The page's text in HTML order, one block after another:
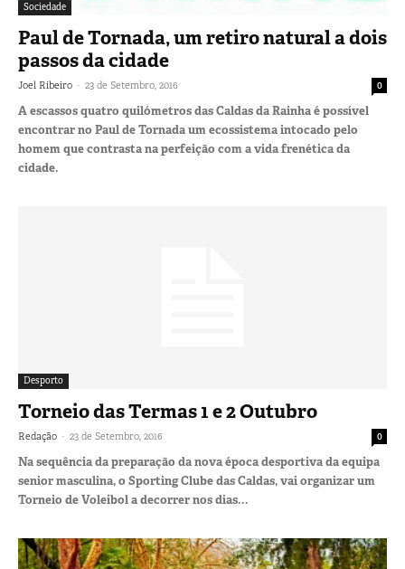
Sociedade
Paul de Tornada, um retiro natural a dois
passos da cidade
Joel Ribeiro - 23 de Setembro, 2016 0
A escassos quatro quilómetros das Caldas da Rainha é possível
encontrar no Paul de Tornada um ecossistema intocado pelo
homem que contrasta na perfeição com a vida frenética da
cidade.
Desporto
Torneio das Termas 1 e 2 Outubro
Redação - 23 de Setembro, 2016 0
Na sequência da preparação da nova época desportiva da equipa
senior masculina, o Sporting Clube das Caldas, vai organizar um
Torneio de Voleibol a decorrer nos dias...